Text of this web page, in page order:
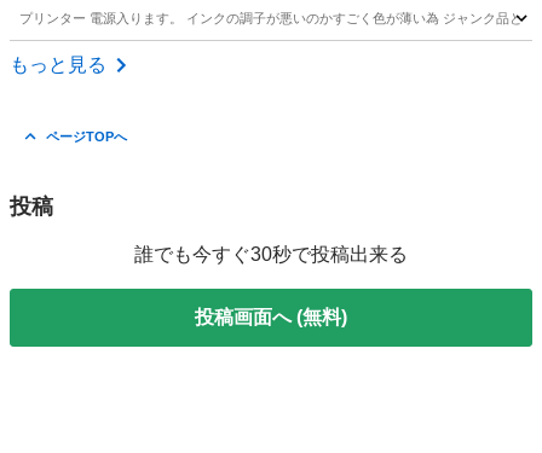
プリンター 電源入ります。 インクの調子が悪いのかすごく色が薄い為 ジャンク品と
大阪 堺市
もっと見る
ページTOPへ
投稿
誰でも今すぐ30秒で投稿出来る
投稿画面へ (無料)